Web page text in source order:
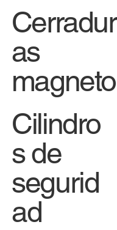
Cerradur
as
magneto
Cilindro
s de
segurid
ad